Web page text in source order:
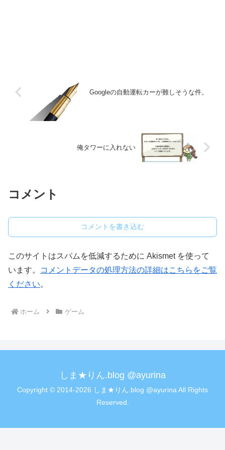
Googleの自動運転カーが難しそうな件。
俺タワーに入れない
コメント
コメントを書き込む
このサイトはスパムを低減するために Akismet を使って
います。
コメントデータの処理方法の詳細はこちらをご覧
ください。
ホーム ゲーム
しま★りん.blog @ayurina
Copyright © 2014-2026 しま★りん.blog @ayurina All Rights
Reserved.